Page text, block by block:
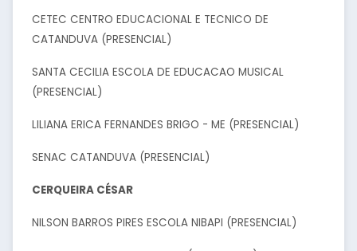
CETEC CENTRO EDUCACIONAL E TECNICO DE
CATANDUVA (PRESENCIAL)
SANTA CECILIA ESCOLA DE EDUCACAO MUSICAL
(PRESENCIAL)
LILIANA ERICA FERNANDES BRIGO - ME (PRESENCIAL)
SENAC CATANDUVA (PRESENCIAL)
CERQUEIRA CÉSAR
NILSON BARROS PIRES ESCOLA NIBAPI (PRESENCIAL)